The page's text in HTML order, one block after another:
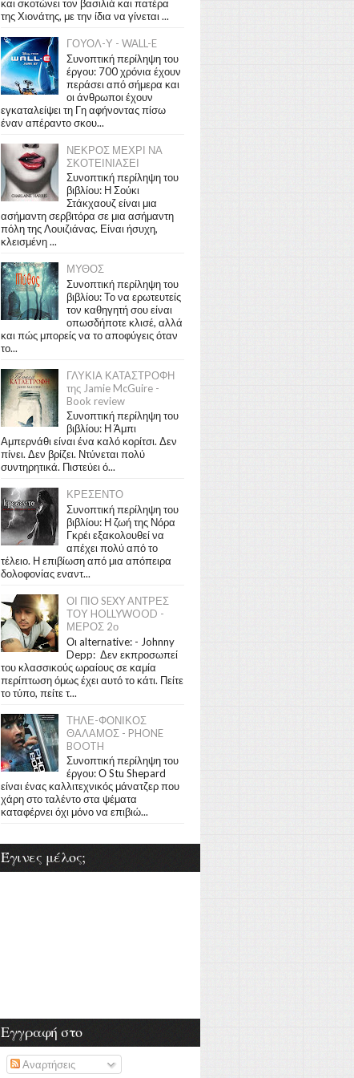
και σκοτώνει τον βασιλιά και πατέρα
της Χιονάτης, με την ίδια να γίνεται ...
ΓΟΥΟΛ-Υ - WALL-E
Συνοπτική περίληψη του
έργου: 700 χρόνια έχουν
περάσει από σήμερα και
οι άνθρωποι έχουν
εγκαταλείψει τη Γη αφήνοντας πίσω
έναν απέραντο σκου...
ΝΕΚΡΟΣ ΜΕΧΡΙ ΝΑ
ΣΚΟΤΕΙΝΙΑΣΕΙ
Συνοπτική περίληψη του
βιβλίου: Η Σούκι
Στάκχαουζ είναι μια
ασήμαντη σερβιτόρα σε μια ασήμαντη
πόλη της Λουιζιάνας. Είναι ήσυχη,
κλεισμένη ...
ΜΥΘΟΣ
Συνοπτική περίληψη του
βιβλίου: Το να ερωτευτείς
τον καθηγητή σου είναι
οπωσδήποτε κλισέ, αλλά
και πώς μπορείς να το αποφύγεις όταν
το...
ΓΛΥΚΙΑ ΚΑΤΑΣΤΡΟΦΗ
της Jamie McGuire -
Book review
Συνοπτική περίληψη του
βιβλίου: Η Άμπι
Αμπερνάθι είναι ένα καλό κορίτσι. Δεν
πίνει. Δεν βρίζει. Ντύνεται πολύ
συντηρητικά. Πιστεύει ό...
ΚΡΕΣΕΝΤΟ
Συνοπτική περίληψη του
βιβλίου: Η ζωή της Νόρα
Γκρέι εξακολουθεί να
απέχει πολύ από το
τέλειο. Η επιβίωση από μια απόπειρα
δολοφονίας εναντ...
ΟΙ ΠΙΟ SEXY ΑΝΤΡΕΣ
ΤΟΥ HOLLYWOOD -
ΜΕΡΟΣ 2ο
Οι alternative: - Johnny
Depp: Δεν εκπροσωπεί
του κλασσικούς ωραίους σε καμία
περίπτωση όμως έχει αυτό το κάτι. Πείτε
το τύπο, πείτε τ...
ΤΗΛΕ-ΦΟΝΙΚΟΣ
ΘΑΛΑΜΟΣ - PHONE
BOOTH
Συνοπτική περίληψη του
έργου: Ο Stu Shepard
είναι ένας καλλιτεχνικός μάνατζερ που
χάρη στο ταλέντο στα ψέματα
καταφέρνει όχι μόνο να επιβιώ...
Έγινες μέλος;
Εγγραφή στο
Αναρτήσεις